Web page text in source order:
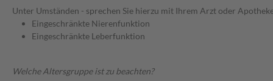
Unter Umständen - sprechen Sie hierzu mit Ihrem Arzt oder
Eingeschränkte Nierenfunktion
Eingeschränkte Leberfunktion
Welche Altersgruppe ist zu beachten?